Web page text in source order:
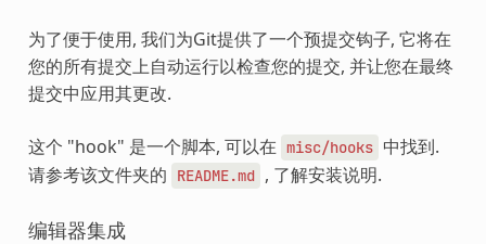
为了便于使用, 我们为Git提供了一个预提交钩子, 它将在
您的所有提交上自动运行以检查您的提交, 并让您在最终
提交中应用其更改.
这个 "hook" 是一个脚本, 可以在 misc/hooks 中找到.
请参考该文件夹的
README.md , 了解安装说明.
编辑器集成